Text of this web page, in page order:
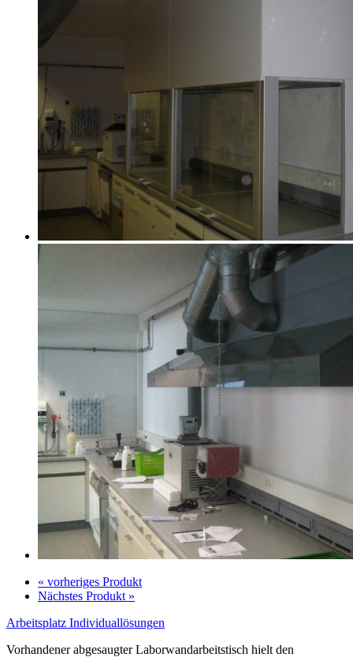
« vorheriges Produkt
Nächstes Produkt »
Arbeitsplatz Individuallösungen
Vorhandener abgesaugter Laborwandarbeitstisch hielt den